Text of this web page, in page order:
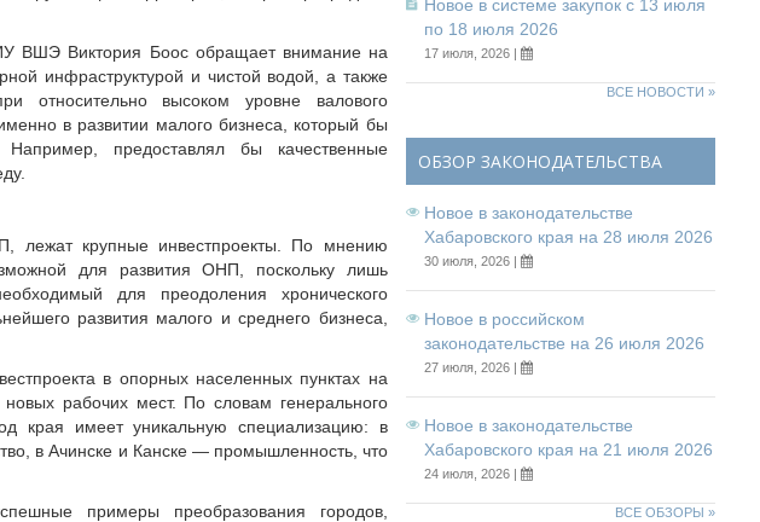
ВШЭ Виктория Боос обращает внимание на
инфраструктурой и чистой водой, а также
относительно высоком уровне валового
в развитии малого бизнеса, который бы
предоставлял бы качественные
лежат крупные инвестпроекты. По мнению
для развития ОНП, поскольку лишь
для преодоления хронического
развития малого и среднего бизнеса,
в опорных населенных пунктах на
рабочих мест. По словам генерального
края имеет уникальную специализацию: в
в Ачинске и Канске — промышленность, что
примеры преобразования городов,
Новое в системе закупок с 13 июля
по 18 июля 2026
17 июля, 2026 |
ВСЕ НОВОСТИ »
ОБЗОР ЗАКОНОДАТЕЛЬСТВА
Новое в законодательстве
Хабаровского края на 28 июля 2026
30 июля, 2026 |
Новое в российском
законодательстве на 26 июля 2026
27 июля, 2026 |
Новое в законодательстве
Хабаровского края на 21 июля 2026
24 июля, 2026 |
ВСЕ ОБЗОРЫ »